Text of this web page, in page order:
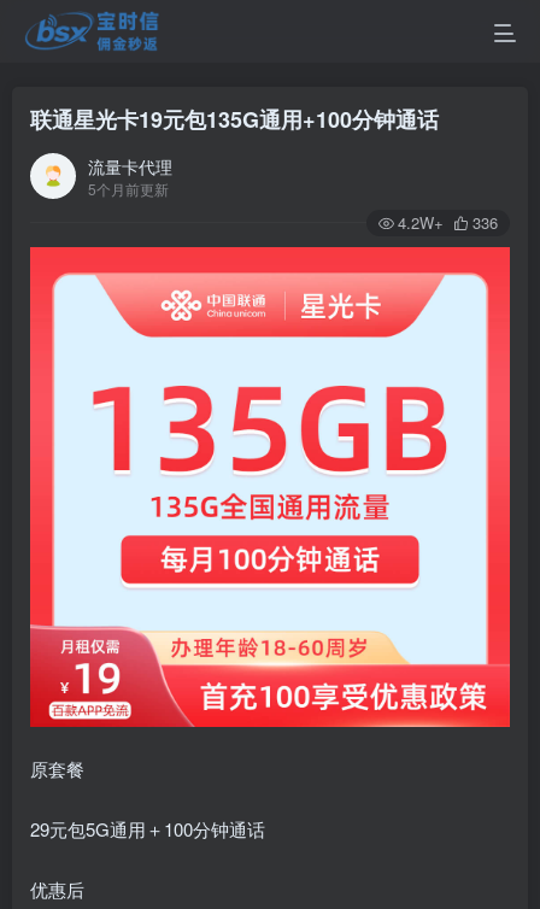
联通星光卡19元包135G通用+100分钟通话
流量卡代理
5个月前更新
4.2W+ 336
原套餐
29元包5G通用＋100分钟通话
优惠后